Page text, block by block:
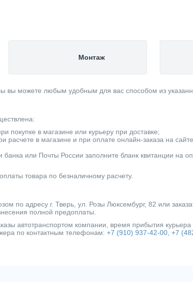
вы можете любым удобным для вас способом из
покупке в магазине или курьеру при доставке;
расчете в магазине и при оплате онлайн-заказа на
или Почты России заполните бланк квитанции на
товара по безналичному расчету.
по адресу г. Тверь, ул. Розы Люксембург, 82 или
полной предоплаты.
автотранспортом компании, время прибытия
по контактным телефонам:+7 (910) 937-42-00,+7
Монтаж